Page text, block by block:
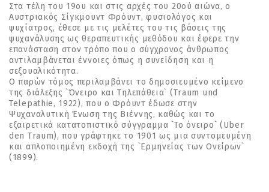
Στα τέλη του 19ου και στις αρχές του 20ού αιώνα, ο
Αυστριακός Σίγκμουντ Φρόυντ, φυσιολόγος και
ψυχίατρος, έθεσε με τις μελέτες του τις βάσεις της
ψυχανάλυσης ως θεραπευτικής μεθόδου και έφερε την
επανάσταση στον τρόπο που ο σύγχρονος άνθρωπος
αντιλαμβάνεται έννοιες όπως η συνείδηση και η
σεξουαλικότητα.
Ο παρών τόμος περιλαμβάνει το δημοσιευμένο κείμενο
της διάλεξης `Όνειρο και Τηλεπάθεια` (Traum und
Telepathie, 1922), που ο Φρόυντ έδωσε στην
Ψυχαναλυτική Ένωση της Βιέννης, καθώς και το
εξαιρετικά κατατοπιστικό σύγγραμμα `Το όνειρο` (Uber
den Traum), που γράφτηκε το 1901 ως μια συντομευμένη
και απλοποιημένη εκδοχή της `Ερμηνείας των Ονείρων`
(1899).